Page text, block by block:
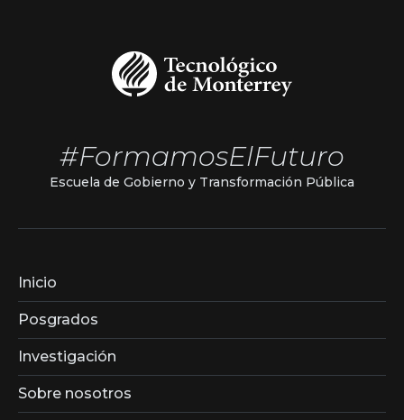
#FormamosElFuturo
Escuela de Gobierno y Transformación Pública
Inicio
Posgrados
Investigación
Sobre nosotros